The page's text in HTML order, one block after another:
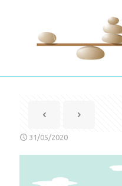
31/05/2020